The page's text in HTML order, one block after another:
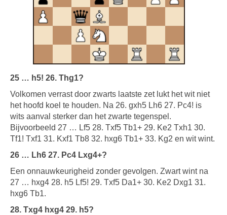
25 … h5! 26. Thg1?
Volkomen verrast door zwarts laatste zet lukt het wit niet
het hoofd koel te houden. Na 26. gxh5 Lh6 27. Pc4! is
wits aanval sterker dan het zwarte tegenspel.
Bijvoorbeeld 27 … Lf5 28. Txf5 Tb1+ 29. Ke2 Txh1 30.
Tf1! Txf1 31. Kxf1 Tb8 32. hxg6 Tb1+ 33. Kg2 en wit wint.
26 … Lh6 27. Pc4 Lxg4+?
Een onnauwkeurigheid zonder gevolgen. Zwart wint na
27 … hxg4 28. h5 Lf5! 29. Txf5 Da1+ 30. Ke2 Dxg1 31.
hxg6 Tb1.
28. Txg4 hxg4 29. h5?